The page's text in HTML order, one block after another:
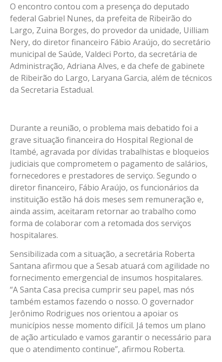
O encontro contou com a presença do deputado
federal Gabriel Nunes, da prefeita de Ribeirão do
Largo, Zuina Borges, do provedor da unidade, Uilliam
Nery, do diretor financeiro Fábio Araújo, do secretário
municipal de Saúde, Valdeci Porto, da secretária de
Administração, Adriana Alves, e da chefe de gabinete
de Ribeirão do Largo, Laryana Garcia, além de técnicos
da Secretaria Estadual.
Durante a reunião, o problema mais debatido foi a
grave situação financeira do Hospital Regional de
Itambé, agravada por dívidas trabalhistas e bloqueios
judiciais que comprometem o pagamento de salários,
fornecedores e prestadores de serviço. Segundo o
diretor financeiro, Fábio Araújo, os funcionários da
instituição estão há dois meses sem remuneração e,
ainda assim, aceitaram retornar ao trabalho como
forma de colaborar com a retomada dos serviços
hospitalares.
Sensibilizada com a situação, a secretária Roberta
Santana afirmou que a Sesab atuará com agilidade no
fornecimento emergencial de insumos hospitalares.
“A Santa Casa precisa cumprir seu papel, mas nós
também estamos fazendo o nosso. O governador
Jerônimo Rodrigues nos orientou a apoiar os
municípios nesse momento difícil. Já temos um plano
de ação articulado e vamos garantir o necessário para
que o atendimento continue”, afirmou Roberta.